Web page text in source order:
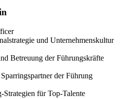
und Unternehmenskultur
Betreuung der Führungskräfte
der Führung
für Top-Talente